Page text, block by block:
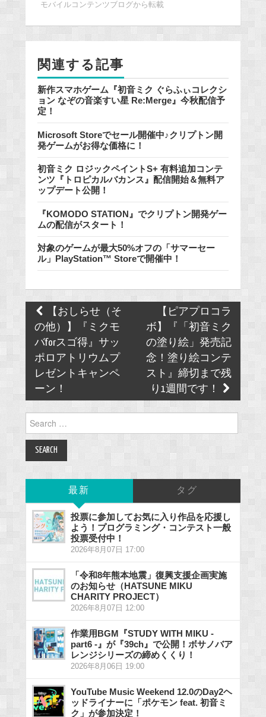
b
o
o
モバイルコンテンツブログから転載
関連する記事
新作スマホゲーム『初音ミク ぐらふぃコレクシ
ョン なぞの音楽すい星 Re:Merge』今秋配信予
定！
Microsoft Storeでセール開催中♪クリプトン開
発ゲームがお得な価格に！
初音ミク ロジックペイントS+ 有料追加コンテ
ンツ『トロピカルバカンス』配信開始＆無料ア
ップデート公開！
『KOMODO STATION』でクリプトン開発ゲー
ムの配信がスタート！
対象のゲームが最大50%オフの「サマーセー
ル」PlayStation™ Storeで開催中！
Post
navigation
【おしらせ（そ
の他）】『ミクモ
バforスゴ得』サッ
ポロアトリウムプ
レゼントキャンペ
ーン！
【ピアプロコラ
ボ】『「初音ミク
の塗り絵」発売記
念！塗り絵コンテ
スト』締切まで残
り1週間です！
for:
最新 タグ
投票に参加してお気に入り作品を応援し
よう！プログラミング・コンテスト一般
投票受付中！
2026年8月07日 17:00
「令和8年熊本地震」復興支援企画実施
のお知らせ（HATSUNE MIKU
CHARITY PROJECT）
2026年8月07日 12:00
作業用BGM『STUDY WITH MIKU -
part6 -』が『39ch』で公開！ボサノバア
レンジシリーズの締めくくり！
2026年8月06日 19:00
YouTube Music Weekend 12.0のDay2ヘ
ッドライナーに「ポケモン feat. 初音ミ
ク」が参加決定！